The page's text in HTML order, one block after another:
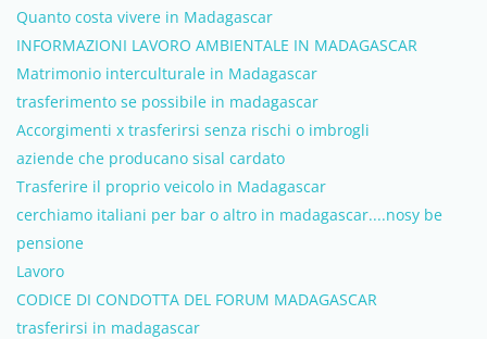
Quanto costa vivere in Madagascar
INFORMAZIONI LAVORO AMBIENTALE IN MADAGASCAR
Matrimonio interculturale in Madagascar
trasferimento se possibile in madagascar
Accorgimenti x trasferirsi senza rischi o imbrogli
aziende che producano sisal cardato
Trasferire il proprio veicolo in Madagascar
cerchiamo italiani per bar o altro in madagascar....nosy be
pensione
Lavoro
CODICE DI CONDOTTA DEL FORUM MADAGASCAR
trasferirsi in madagascar